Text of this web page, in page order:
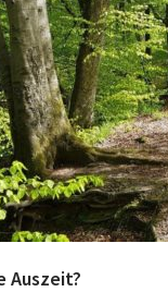
Auszeit?